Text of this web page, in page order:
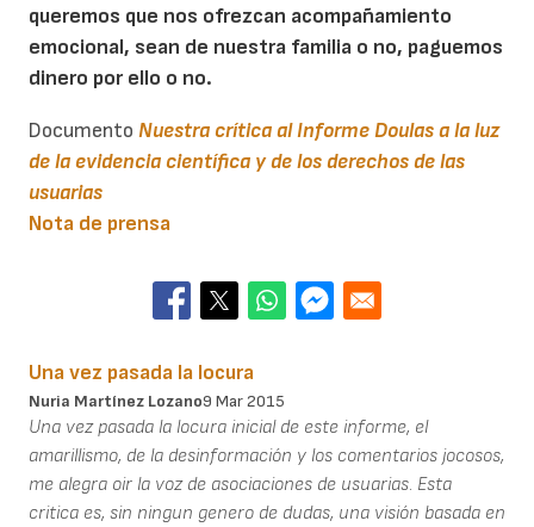
queremos que nos ofrezcan acompañamiento
emocional, sean de nuestra familia o no, paguemos
dinero por ello o no.
Documento Nuestra crítica al Informe Doulas a la luz
de la evidencia científica y de los derechos de las
usuarias
Nota de prensa
Una vez pasada la locura
Nuria Martínez Lozano9 Mar 2015
Una vez pasada la locura inicial de este informe, el
amarillismo, de la desinformación y los comentarios jocosos,
me alegra oir la voz de asociaciones de usuarias. Esta
critica es, sin ningun genero de dudas, una visión basada en